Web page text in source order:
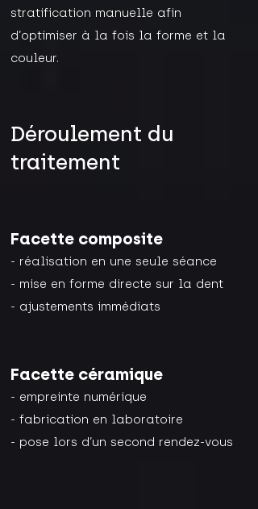
stratification manuelle afin
d’optimiser à la fois la forme et la
couleur.
Déroulement du
traitement
Facette composite
- réalisation en une seule séance
- mise en forme directe sur la dent
- ajustements immédiats
Facette céramique
- empreinte numérique
- fabrication en laboratoire
- pose lors d’un second rendez-vous